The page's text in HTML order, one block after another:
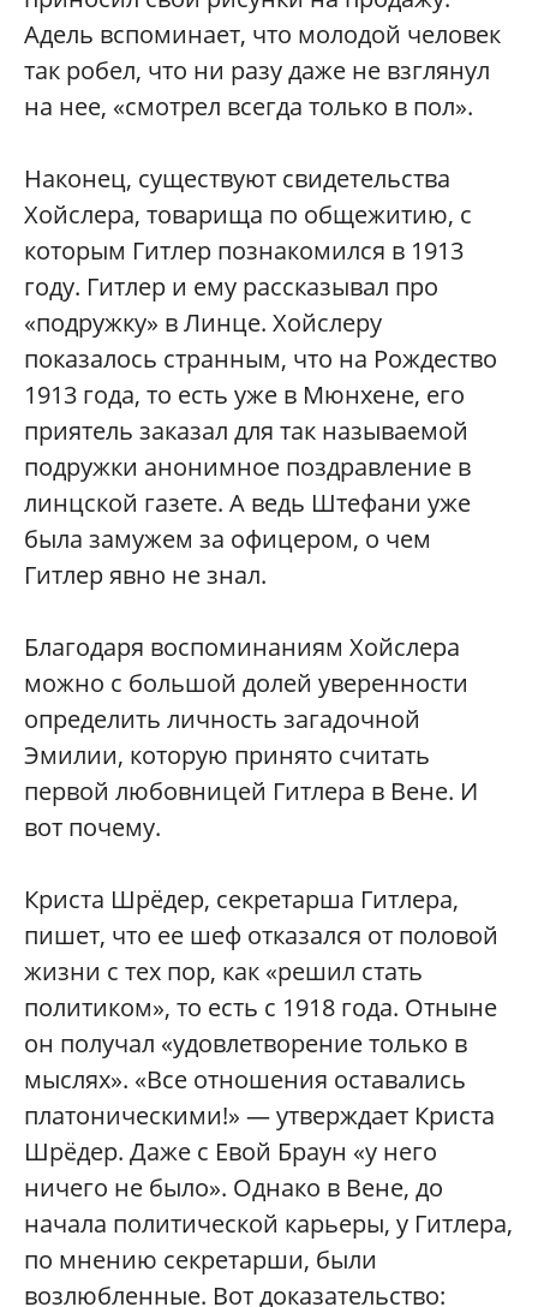
Адель вспоминает, что молодой человек
так робел, что ни разу даже не взглянул
на нее, «смотрел всегда только в пол».
Наконец, существуют свидетельства
Хойслера, товарища по общежитию, с
которым Гитлер познакомился в 1913
году. Гитлер и ему рассказывал про
«подружку» в Линце. Хойслеру
показалось странным, что на Рождество
1913 года, то есть уже в Мюнхене, его
приятель заказал для так называемой
подружки анонимное поздравление в
линцской газете. А ведь Штефани уже
была замужем за офицером, о чем
Гитлер явно не знал.
Благодаря воспоминаниям Хойслера
можно с большой долей уверенности
определить личность загадочной
Эмилии, которую принято считать
первой любовницей Гитлера в Вене. И
вот почему.
Криста Шрёдер, секретарша Гитлера,
пишет, что ее шеф отказался от половой
жизни с тех пор, как «решил стать
политиком», то есть с 1918 года. Отныне
он получал «удовлетворение только в
мыслях». «Все отношения оставались
платоническими!» — утверждает Криста
Шрёдер. Даже с Евой Браун «у него
ничего не было». Однако в Вене, до
начала политической карьеры, у Гитлера,
по мнению секретарши, были
возлюбленные. Вот доказательство: